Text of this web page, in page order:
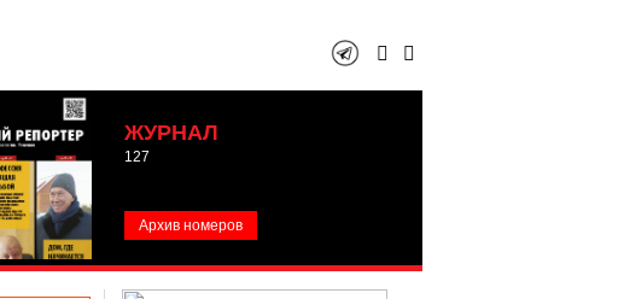
ЖУРНАЛ
127
Архив номеров